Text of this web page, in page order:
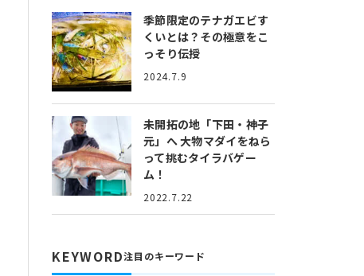
季節限定のテナガエビす
くいとは？ その極意をこ
っそり伝授
2024.7.9
未開拓の地「下田・神子
元」へ大物マダイをねら
って挑むタイラバゲー
ム！
2022.7.22
KEYWORD注目のキーワード